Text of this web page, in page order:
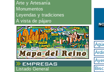
Arte y Artesanía
Monumentos
Leyendas y tradiciones
A vista de pájaro
Listado General